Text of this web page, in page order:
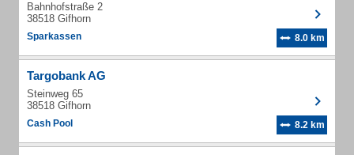
Bahnhofstraße 2
38518 Gifhorn
Sparkassen 8.0 km
Targobank AG
Steinweg 65
38518 Gifhorn
Cash Pool 8.2 km